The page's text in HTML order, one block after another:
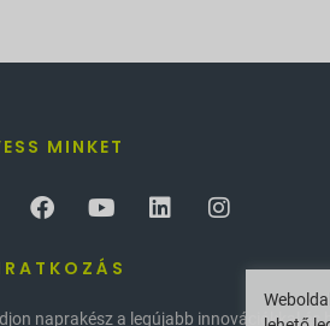
MINKET
naprakész a legújabb innovációkkal és